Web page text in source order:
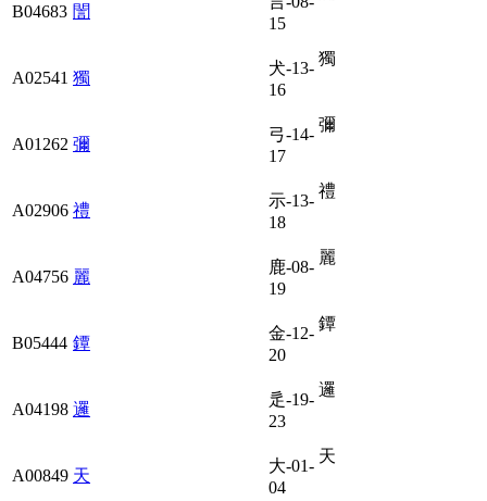
B04683 誾
15
A02541 獨
犬-13-
16
獨
A01262 彌
弓-14-
17
彌
A02906 禮
示-13-
18
禮
A04756 麗
鹿-08-
19
麗
B05444 鐔
金-12-
20
鐔
A04198 邏
辵-19-
23
邏
A00849 天
大-01-
04
天